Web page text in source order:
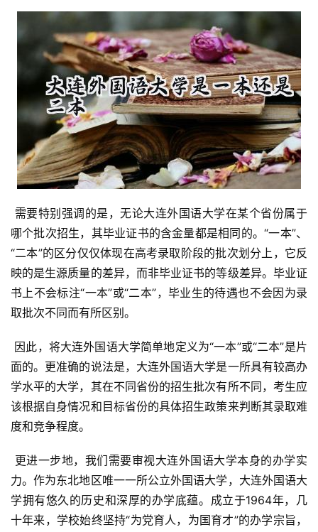
哪个批次招生，其毕业证书的含金量都是相同的。“一本”、
“二本”的区分仅仅体现在高考录取阶段的批次划分上，它反
映的是生源质量的差异，而非毕业证书的等级差异。毕业证
书上不会标注“一本”或“二本”，毕业生的待遇也不会因为录
取批次不同而有所区别。
面的。更准确的说法是，大连外国语大学是一所具有较高办
学水平的大学，其在不同省份的招生批次有所不同，考生应
该根据自身情况和目标省份的具体招生政策来判断其录取难
度和竞争程度。
力。作为东北地区唯一一所公立外国语大学，大连外国语大
学拥有悠久的历史和深厚的办学底蕴。成立于1964年，几
十年来，学校始终坚持“为党育人，为国育才”的办学宗旨，